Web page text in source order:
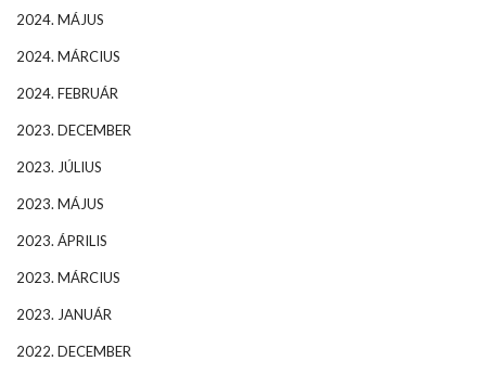
2024. MÁJUS
2024. MÁRCIUS
2024. FEBRUÁR
2023. DECEMBER
2023. JÚLIUS
2023. MÁJUS
2023. ÁPRILIS
2023. MÁRCIUS
2023. JANUÁR
2022. DECEMBER